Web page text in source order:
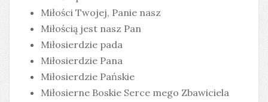
Miłości Twojej, Panie nasz
Miłością jest nasz Pan
Miłosierdzie pada
Miłosierdzie Pana
Miłosierdzie Pańskie
Miłosierne Boskie Serce mego Zbawiciela